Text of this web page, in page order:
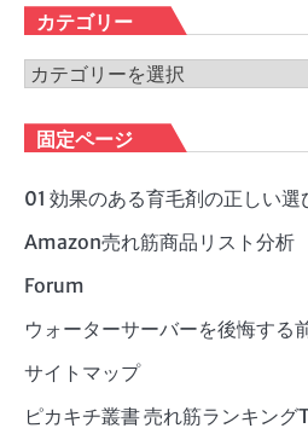
カ
イ
ブ
カテゴリー
カ
ゴ
リ
ー
固定ページ
01 効果のある育毛剤の正しい選
Amazon売れ筋商品リスト分析
Forum
ウォーターサーバーを後悔する
サイトマップ
ピカキチ叢書 売れ筋ランキング